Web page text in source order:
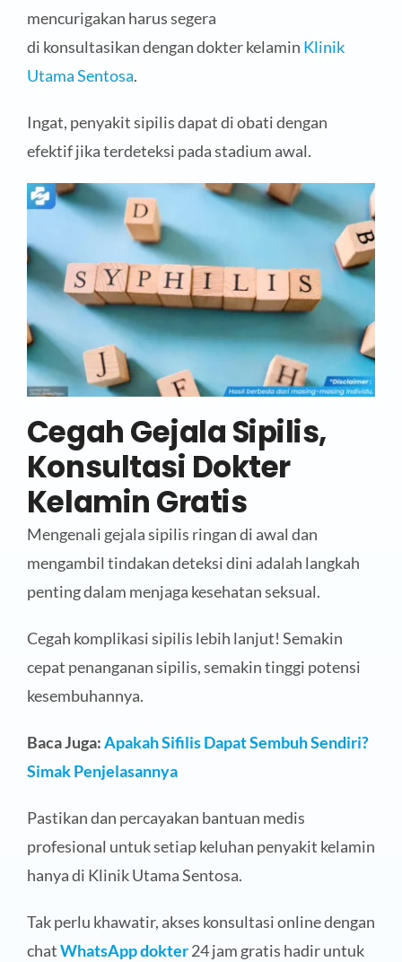
mencurigakan harus segera
di konsultasikan dengan dokter kelamin Klinik
Utama Sentosa.
Ingat, penyakit sipilis dapat di obati dengan
efektif jika terdeteksi pada stadium awal.
Cegah Gejala Sipilis,
Konsultasi Dokter
Kelamin Gratis
Mengenali gejala sipilis ringan di awal dan
mengambil tindakan deteksi dini adalah langkah
penting dalam menjaga kesehatan seksual.
Cegah komplikasi sipilis lebih lanjut! Semakin
cepat penanganan sipilis, semakin tinggi potensi
kesembuhannya.
Baca Juga:Apakah Sifilis Dapat Sembuh Sendiri?
Simak Penjelasannya
Pastikan dan percayakan bantuan medis
profesional untuk setiap keluhan penyakit kelamin
hanya di Klinik Utama Sentosa.
Tak perlu khawatir, akses konsultasi online dengan
chatWhatsApp dokter24 jam gratis hadir untuk